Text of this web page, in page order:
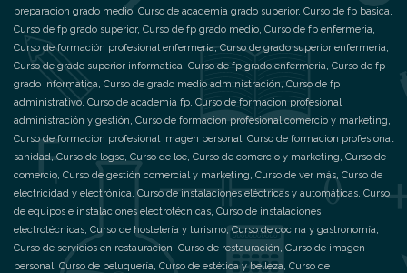
preparacion grado medio, Curso de academia grado superior, Curso de fp basica,
Curso de fp grado superior, Curso de fp grado medio, Curso de fp enfermeria,
Curso de formación profesional enfermeria,Curso de grado superior enfermeria,
Curso de grado superior informatica, Curso de fp grado enfermeria, Curso de fp
grado informatica, Curso de grado medio administración, Curso de fp
administrativo, Curso de academia fp, Curso de formacion profesional
administración y gestión, Curso de formacion profesional comercio y marketing,
Curso de formacion profesional imagen personal, Curso de formacion profesional
sanidad,Curso de logse, Curso de loe, Curso de comercio y marketing, Curso de
comercio, Curso de gestión comercial y marketing, Curso de ver más, Curso de
electricidad y electrónica, Curso de instalaciones eléctricas y automáticas, Curso
de equipos e instalaciones electrotécnicas, Curso de instalaciones
electrotécnicas, Curso de hostelería y turismo,Curso de cocina y gastronomía,
Curso de servicios en restauración, Curso de restauración, Curso de imagen
personal, Curso de peluquería, Curso de estética y belleza, Curso de